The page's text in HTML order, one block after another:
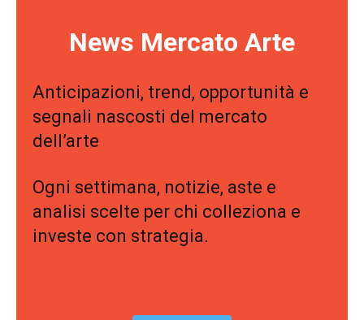
News Mercato Arte
Anticipazioni, trend, opportunità e
segnali nascosti del mercato
dell’arte
Ogni settimana, notizie, aste e
analisi scelte per chi colleziona e
investe con strategia.